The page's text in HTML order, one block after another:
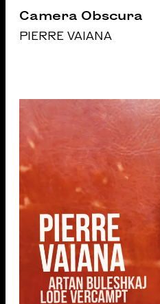
Camera Obscura
PIERRE VAIANA